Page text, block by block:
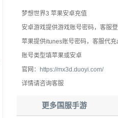
梦想世界3 苹果安卓充值
安卓游戏提供游戏账号密码，客服
苹果提供itunes账号密码，客服代
账号类型填苹果或安卓
官网： https://mx3d.duoyi.com/
详情请咨询客服
更多国服手游